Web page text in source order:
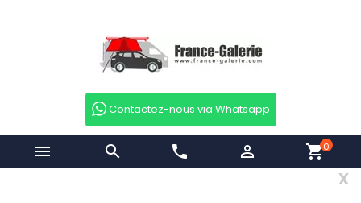
Contactez-nous via Whatsapp
  phone  shopping_cart0
x